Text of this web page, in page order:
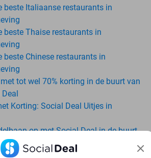
beste Italiaanse restaurants in
beste Thaise restaurants in
beste Chinese restaurants in
tot wel 70% korting in de buurt van
Korting: Social Deal Uitjes in
op met Social Deal in de buurt
in Valkenburg in Nederland met